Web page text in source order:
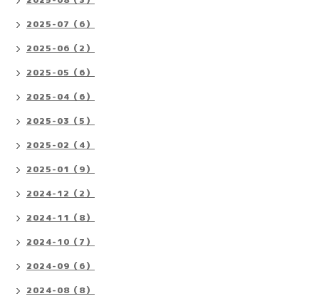
2025-07（6）
2025-06（2）
2025-05（6）
2025-04（6）
2025-03（5）
2025-02（4）
2025-01（9）
2024-12（2）
2024-11（8）
2024-10（7）
2024-09（6）
2024-08（8）